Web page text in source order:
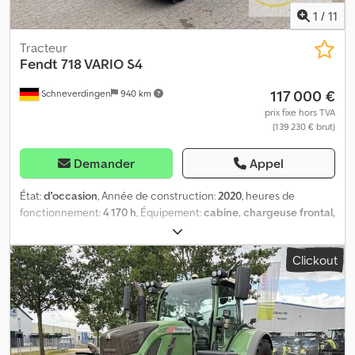
1 / 11
Schneverdingen 940 km
Tracteur
Fendt 718 VARIO S4
117 000 €
prix fixe hors TVA
(139 230 € brut)
Demander Appel
État:d'occasion, Année de construction: 2020, heures de
fonctionnement:4 170 h , Équipement:cabine, chargeuse frontal,
climatisation, prise de force avant
VARIO S4 – TRACTEUR DE BASE 0020 VERSION STANDARD 0030
POIDS D’ALOURDISSEMENT – ÉQUIPEMENTS 0040 AILE AVANT
ORIENTABLE 0050 FREIN À DOUBLE CIRCUIT 0060 DÉPASSEMENT
DE GABARIT SANS ÉCLAIRAGE 0070 SYSTÈME À 2
CONDUCTEURS POUR REMORQUE 0080 – RACCORD DE TIMON
38 0090 ATTELE D’ATTELAGE 0100 SUPPORT D’ATTELAGE POUR
ATTELE 0110 FIXATION INFERIEURE – ÉQUIPEMENTS 0120
Clickout